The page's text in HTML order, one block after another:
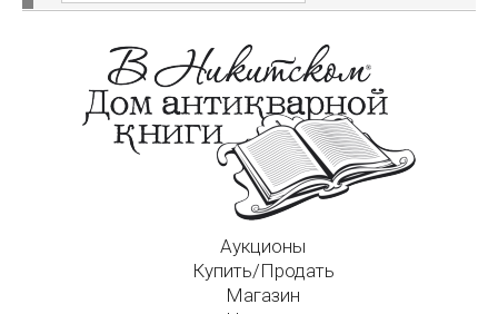
Аукционы
Купить/Продать
Магазин